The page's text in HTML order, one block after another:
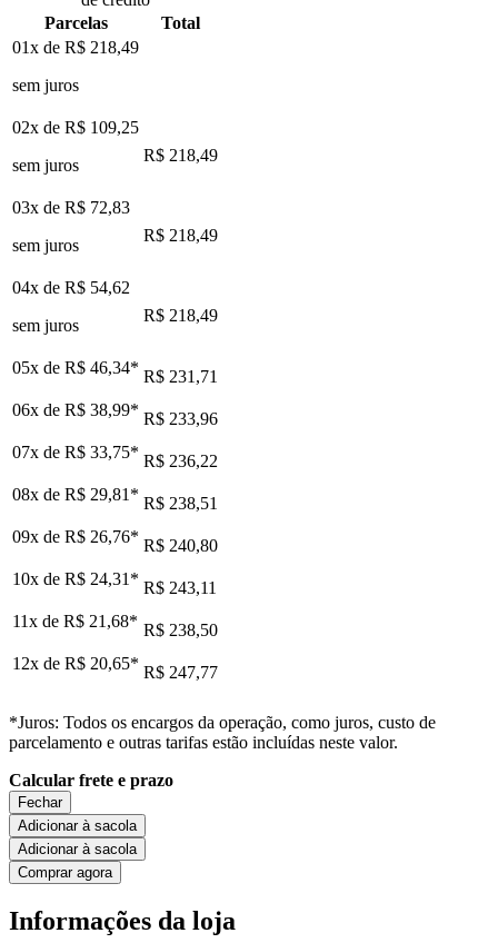
Parcelas
Total
01x de R$ 218,49
sem juros
02x de R$ 109,25
sem juros
R$ 218,49
03x de R$ 72,83
sem juros
R$ 218,49
04x de R$ 54,62
sem juros
R$ 218,49
05x de R$ 46,34* R$ 231,71
06x de R$ 38,99* R$ 233,96
07x de R$ 33,75* R$ 236,22
08x de R$ 29,81 * R$ 238,51
09x de R$ 26,76* R$ 240,80
10x de R$ 24,31 * R$ 243,11
11x de R$ 21,68* R$ 238,50
12x de R$ 20,65* R$ 247,77
*Juros: Todos os encargos da operação, como juros, custo de
parcelamento e outras tarifas estão incluídas neste valor.
Calcular frete e prazo
Fechar
Adicionar à sacola
Adicionar à sacola
Comprar agora
Informações da loja